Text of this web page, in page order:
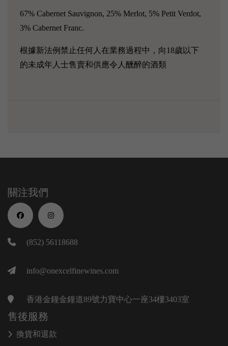
67% Cabernet Sauvignon, 25% Merlot, 5% Petit Verdot,
3% Cabernet Franc.
根據新法例禁止任何人在業務過程中，向18歲以下
的未成年人士售賣和供應令人醺醉的酒類
關注我們
(852) 56118688
info@onexcelfinewines.com
香港金鐘金鐘道89號力寶中心一座34樓3403室
售後服務
換貨和退款